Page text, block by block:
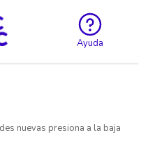
Ayuda
nuevas presiona a la baja